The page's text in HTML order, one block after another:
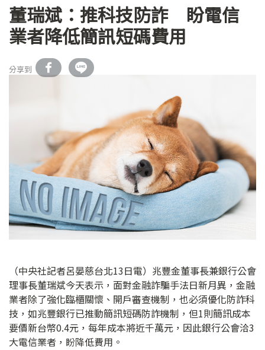
董瑞斌：推科技防詐 盼電信
業者降低簡訊短碼費用
分享到
（中央社記者呂晏慈台北13日電）兆豐金董事長兼銀行公會
理事長董瑞斌今天表示，面對金融詐騙手法日新月異，金融
業者除了強化臨櫃關懷、開戶審查機制，也必須優化防詐科
技，如兆豐銀行已推動簡訊短碼防詐機制，但1則簡訊成本
要價新台幣0.4元，每年成本將近千萬元，因此銀行公會洽3
大電信業者，盼降低費用。